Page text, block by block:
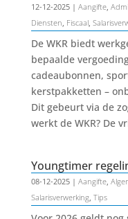
12-12-2025| Aangifte,
Diensten Fiscaal,
De WKR biedt
bepaalde
cadeaubonnen,
kerstpakketten –
Dit gebeurt via de
werkt de WKR? De
Youngtimer
08-12-2025| Aangifte,
Salarisverwerking, Tips